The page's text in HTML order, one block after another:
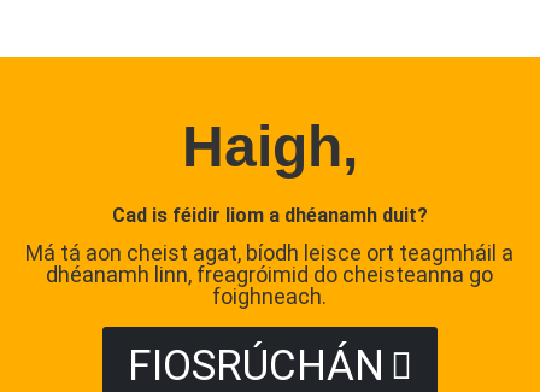
Haigh,
Cad is féidir liom a dhéanamh duit?
Má tá aon cheist agat, bíodh leisce ort teagmháil a
dhéanamh linn, freagróimid do cheisteanna go
foighneach.
FIOSRÚCHÁN